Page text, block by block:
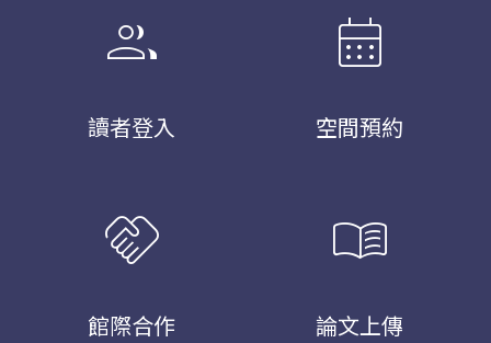
group
讀者登入
calendar_month
空間預約
handshake
館際合作
menu_book
論文上傳